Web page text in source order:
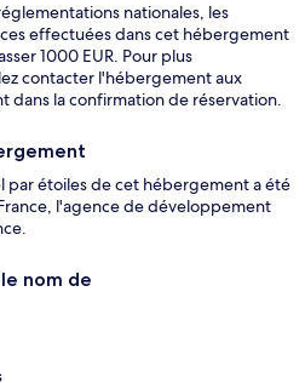
nationales, les
effectuées dans cet hébergement
1000 EUR. Pour plus
contacter l'hébergement aux
dans la confirmation de réservation.
par étoiles de cet hébergement a été
l'agence de développement
le nom de